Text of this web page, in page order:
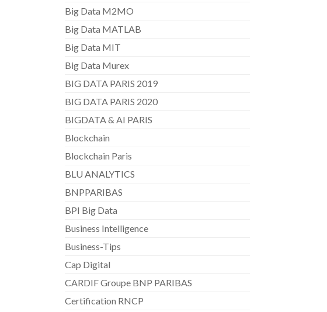
Big Data M2MO
Big Data MATLAB
Big Data MIT
Big Data Murex
BIG DATA PARIS 2019
BIG DATA PARIS 2020
BIGDATA & AI PARIS
Blockchain
Blockchain Paris
BLU ANALYTICS
BNPPARIBAS
BPI Big Data
Business Intelligence
Business-Tips
Cap Digital
CARDIF Groupe BNP PARIBAS
Certification RNCP